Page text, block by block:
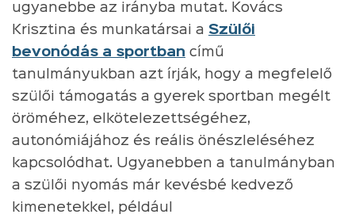
ugyanebbe az irányba mutat. Kovács
Krisztina és munkatársai a Szülői
bevonódás a sportban című
tanulmányukban azt írják, hogy a megfelelő
szülői támogatás a gyerek sportban megélt
öröméhez, elkötelezettségéhez,
autonómiájához és reális önészleléséhez
kapcsolódhat. Ugyanebben a tanulmányban
a szülői nyomás már kevésbé kedvező
kimenetekkel, például